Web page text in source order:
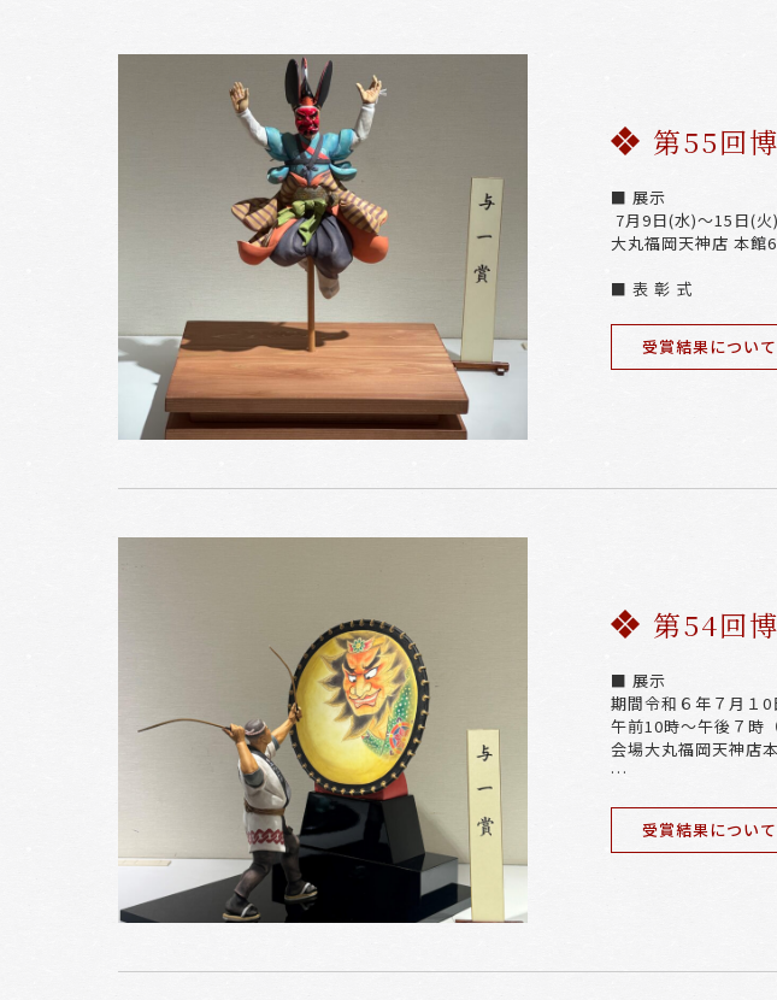
第55回
■ 展示
7月9日(水)～15日(
大丸福岡天神店 本館
■ 表 彰 式
受賞結果につい
第54回
■ 展示
期間令和６年７月１
午前10時～午後７時
会場大丸福岡天神店
…
受賞結果につい